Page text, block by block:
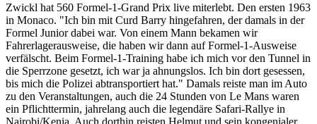
Zwickl hat 560 Formel-1-Grand Prix live miterlebt. Den ersten 1963
in Monaco. "Ich bin mit Curd Barry hingefahren, der damals in der
Formel Junior dabei war. Von einem Mann bekamen wir
Fahrerlagerausweise, die haben wir dann auf Formel-1-Ausweise
verfälscht. Beim Formel-1-Training habe ich mich vor den Tunnel in
die Sperrzone gesetzt, ich war ja ahnungslos. Ich bin dort gesessen,
bis mich die Polizei abtransportiert hat." Damals reiste man im Auto
zu den Veranstaltungen, auch die 24 Stunden von Le Mans waren
ein Pflichttermin, jahrelang auch die legendäre Safari-Rallye in
Nairobi/Kenia. Auch dorthin reisten Helmut und sein kongenialer